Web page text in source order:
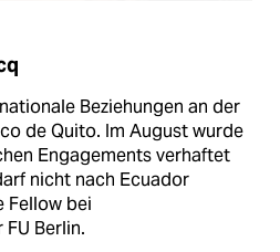
Beziehungen an der
de Quito. Im August wurde
Engagements verhaftet
nicht nach Ecuador
Fellow bei
Berlin.